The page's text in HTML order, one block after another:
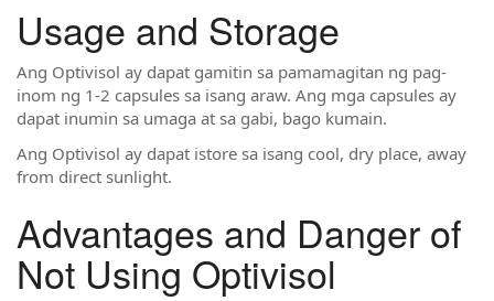
Usage and Storage
Ang Optivisol ay dapat gamitin sa pamamagitan ng pag-
inom ng 1-2 capsules sa isang araw. Ang mga capsules ay
dapat inumin sa umaga at sa gabi, bago kumain.
Ang Optivisol ay dapat istore sa isang cool, dry place, away
from direct sunlight.
Advantages and Danger of
Not Using Optivisol